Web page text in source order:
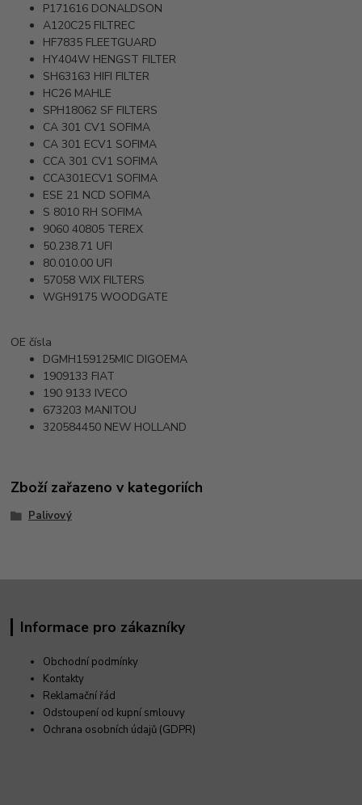
P171616 DONALDSON
A120C25 FILTREC
HF7835 FLEETGUARD
HY404W HENGST FILTER
SH63163 HIFI FILTER
HC26 MAHLE
SPH18062 SF FILTERS
CA 301 CV1 SOFIMA
CA 301 ECV1 SOFIMA
CCA 301 CV1 SOFIMA
CCA301ECV1 SOFIMA
ESE 21 NCD SOFIMA
S 8010 RH SOFIMA
9060 40805 TEREX
50.238.71 UFI
80.010.00 UFI
57058 WIX FILTERS
WGH9175 WOODGATE
OE čísla
DGMH159125MIC DIGOEMA
1909133 FIAT
190 9133 IVECO
673203 MANITOU
320584450 NEW HOLLAND
Zboží zařazeno v kategoriích
Palivový
Informace pro zákazníky
Obchodní podmínky
Kontakty
Reklamační řád
Odstoupení od kupní smlouvy
Ochrana osobních údajů (GDPR)